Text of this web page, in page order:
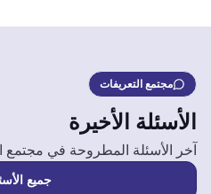
مجتمع التعريفات
الأسئلة الأخيرة
آخر الأسئلة المطروحة في مجتمع
جميع